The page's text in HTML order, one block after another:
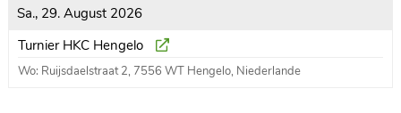
Sa., 29. August 2026
Turnier HKC Hengelo
Wo: Ruijsdaelstraat 2, 7556 WT Hengelo, Niederlande